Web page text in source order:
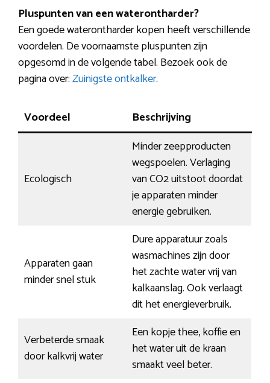
Pluspunten van een waterontharder?
Een goede waterontharder kopen heeft verschillende
voordelen. De voornaamste pluspunten zijn
opgesomd in de volgende tabel. Bezoek ook de
pagina over:Zuinigste ontkalker.
Voordeel Beschrijving
Ecologisch
Minder zeepproducten
wegspoelen. Verlaging
van CO2 uitstoot doordat
je apparaten minder
energie gebruiken.
Apparaten gaan
minder snel stuk
Dure apparatuur zoals
wasmachines zijn door
het zachte water vrij van
kalkaanslag. Ook verlaagt
dit het energieverbruik.
Verbeterde smaak
door kalkvrij water
Een kopje thee, koffie en
het water uit de kraan
smaakt veel beter.